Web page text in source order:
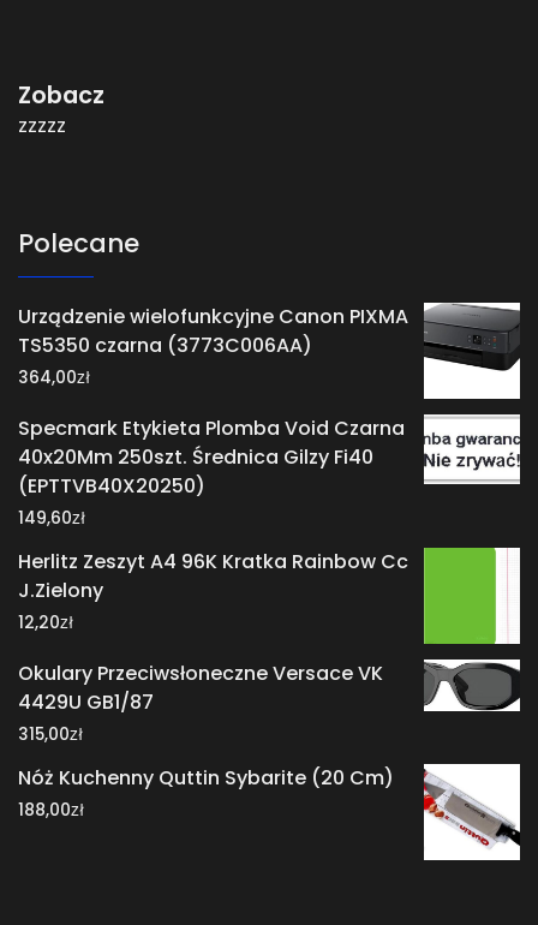
Zobacz
zzzzz
Polecane
Urządzenie wielofunkcyjne Canon PIXMA
TS5350 czarna (3773C006AA)
364,00zł
Specmark Etykieta Plomba Void Czarna
40x20Mm 250szt. Średnica Gilzy Fi40
(EPTTVB40X20250)
149,60zł
Herlitz Zeszyt A4 96K Kratka Rainbow Cc
J.Zielony
12,20zł
Okulary Przeciwsłoneczne Versace VK
4429U GB1/87
315,00zł
Nóż Kuchenny Quttin Sybarite (20 Cm)
188,00zł